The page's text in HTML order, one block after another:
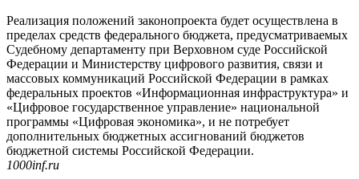
Реализация положений законопроекта будет осуществлена в
пределах средств федерального бюджета, предусматриваемых
Судебному департаменту при Верховном суде Российской
Федерации и Министерству цифрового развития, связи и
массовых коммуникаций Российской Федерации в рамках
федеральных проектов «Информационная инфраструктура» и
«Цифровое государственное управление» национальной
программы «Цифровая экономика», и не потребует
дополнительных бюджетных ассигнований бюджетов
бюджетной системы Российской Федерации.
1000inf.ru